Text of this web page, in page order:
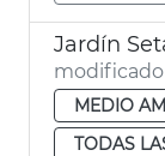
Jardín
modificado
MEDIO
TODAS